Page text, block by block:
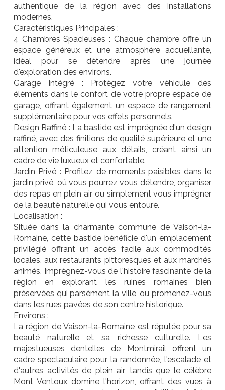
authentique de la région avec des installations
modernes.
Caractéristiques Principales :
4 Chambres Spacieuses : Chaque chambre offre un
espace généreux et une atmosphère accueillante,
idéal pour se détendre après une journée
d'exploration des environs.
Garage Intégré : Protégez votre véhicule des
éléments dans le confort de votre propre espace de
garage, offrant également un espace de rangement
supplémentaire pour vos effets personnels.
Design Raffiné : La bastide est imprégnée d'un design
raffiné, avec des finitions de qualité supérieure et une
attention méticuleuse aux détails, créant ainsi un
cadre de vie luxueux et confortable.
Jardin Privé : Profitez de moments paisibles dans le
jardin privé, où vous pourrez vous détendre, organiser
des repas en plein air ou simplement vous imprégner
de la beauté naturelle qui vous entoure.
Localisation :
Située dans la charmante commune de Vaison-la-
Romaine, cette bastide bénéficie d'un emplacement
privilégié offrant un accès facile aux commodités
locales, aux restaurants pittoresques et aux marchés
animés. Imprégnez-vous de l'histoire fascinante de la
région en explorant les ruines romaines bien
préservées qui parsèment la ville, ou promenez-vous
dans les rues pavées de son centre historique.
Environs :
La région de Vaison-la-Romaine est réputée pour sa
beauté naturelle et sa richesse culturelle. Les
majestueuses dentelles de Montmirail offrent un
cadre spectaculaire pour la randonnée, l'escalade et
d'autres activités de plein air, tandis que le célèbre
Mont Ventoux domine l'horizon, offrant des vues à